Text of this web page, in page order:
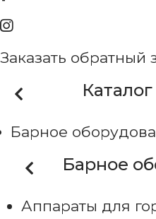
Заказать обратный
Каталог
Барное
Барное
Аппараты для